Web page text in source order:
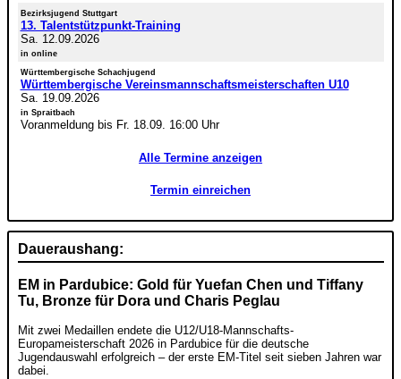
Bezirksjugend Stuttgart
13. Talentstützpunkt-Training
Sa. 12.09.2026
in online
Württembergische Schachjugend
Württembergische Vereinsmannschaftsmeisterschaften U10
Sa. 19.09.2026
in Spraitbach
Voranmeldung bis Fr. 18.09. 16:00 Uhr
Alle Termine anzeigen
Termin einreichen
Daueraushang:
EM in Pardubice: Gold für Yuefan Chen und Tiffany
Tu, Bronze für Dora und Charis Peglau
Mit zwei Medaillen endete die U12/U18-Mannschafts-
Europameisterschaft 2026 in Pardubice für die deutsche
Jugendauswahl erfolgreich – der erste EM-Titel seit sieben Jahren war
dabei.